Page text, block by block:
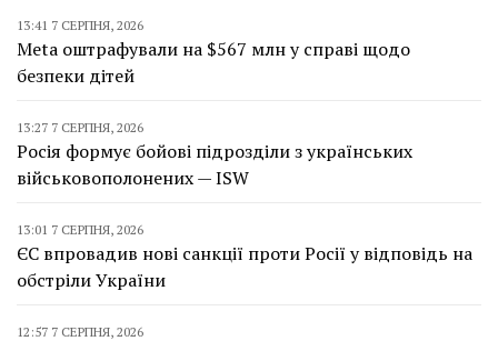
13:41 7 СЕРПНЯ, 2026
Meta оштрафували на $567 млн у справі щодо
безпеки дітей
13:27 7 СЕРПНЯ, 2026
Росія формує бойові підрозділи з українських
військовополонених — ISW
13:01 7 СЕРПНЯ, 2026
ЄС впровадив нові санкції проти Росії у відповідь на
обстріли України
12:57 7 СЕРПНЯ, 2026